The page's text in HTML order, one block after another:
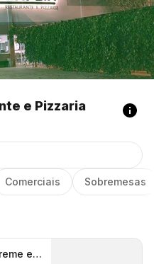
e Pizzaria
Comerciais Sobremesas
e